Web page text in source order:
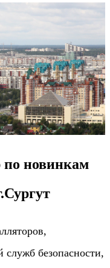
новинкам
служб безопасности,